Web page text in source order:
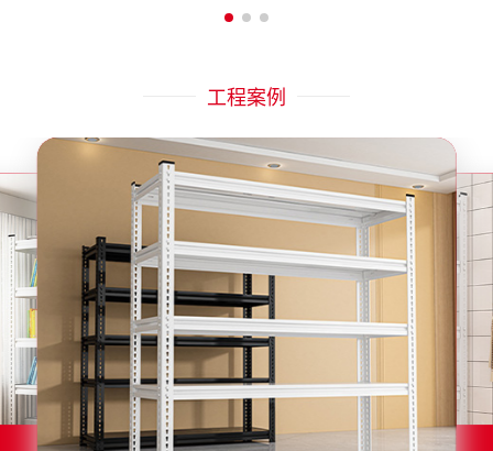
工程案例
物流行业货架展示案例一
物流行业货架展示案例六 物流行业货架展示案例四
物流行业货架展示案例三
物流行业货架展示案例二